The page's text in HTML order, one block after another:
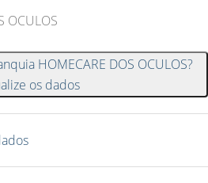
HOMECARE DOS OCULOS?
os dados